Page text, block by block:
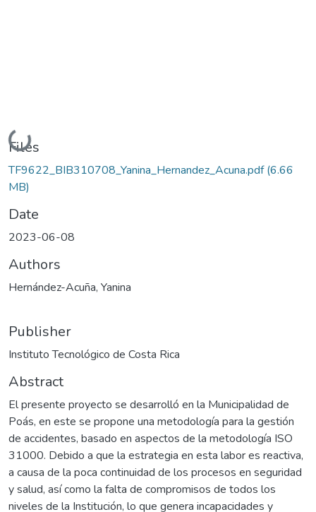
Loading...
Files
TF9622_BIB310708_Yanina_Hernandez_Acuna.pdf(6.66
MB)
Date
2023-06-08
Authors
Hernández-Acuña, Yanina
Publisher
Instituto Tecnológico de Costa Rica
Abstract
El presente proyecto se desarrolló en la Municipalidad de
Poás, en este se propone una metodología para la gestión
de accidentes, basado en aspectos de la metodología ISO
31000. Debido a que la estrategia en esta labor es reactiva,
a causa de la poca continuidad de los procesos en seguridad
y salud, así como la falta de compromisos de todos los
niveles de la Institución, lo que genera incapacidades y